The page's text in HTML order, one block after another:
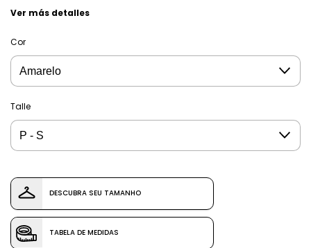
Ver más detalles
Cor
Talle
DESCUBRA SEU TAMANHO
TABELA DE MEDIDAS